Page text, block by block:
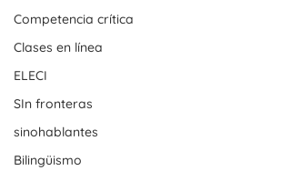
Competencia crítica
Clases en línea
ELECI
SIn fronteras
sinohablantes
Bilingüismo